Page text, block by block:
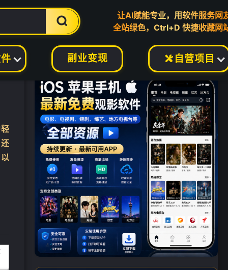

让AI赋能专业，用软件服务网
全站绿色，Ctrl+D 快捷收藏网
副业变现  自营项目